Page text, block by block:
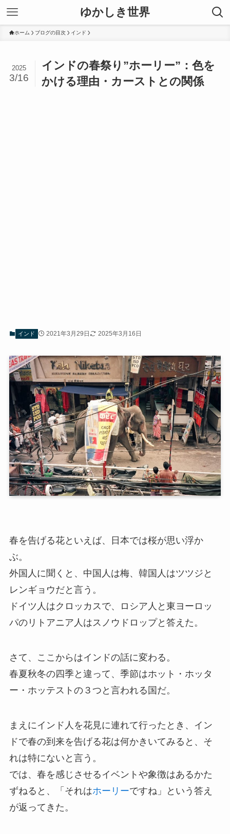
ゆかしき世界
ホーム ブログの目次 インド
インドの春祭り”ホーリー”：色を
かける理由・カーストとの関係
2025
3/16
インド 2021年3月29日 2025年3月16日
春を告げる花といえば、日本では桜が思い浮か
ぶ。
外国人に聞くと、中国人は梅、韓国人はツツジと
レンギョウだと言う。
ドイツ人はクロッカスで、ロシア人と東ヨーロッ
パのリトアニア人はスノウドロップと答えた。
さて、ここからはインドの話に変わる。
春夏秋冬の四季と違って、季節はホット・ホッタ
ー・ホッテストの３つと言われる国だ。
まえにインド人を花見に連れて行ったとき、イン
ドで春の到来を告げる花は何かきいてみると、そ
れは特にないと言う。
では、春を感じさせるイベントや象徴はあるかた
ずねると、「それはホーリーですね」という答え
が返ってきた。